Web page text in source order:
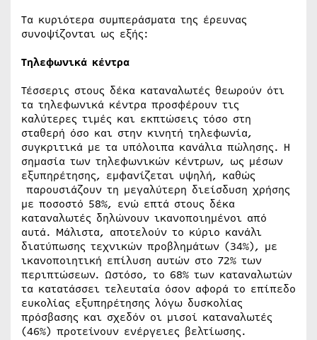
Τα κυριότερα συμπεράσματα της έρευνας
συνοψίζονται ως εξής:
Τηλεφωνικά κέντρα
Τέσσερις στους δέκα καταναλωτές θεωρούν ότι
τα τηλεφωνικά κέντρα προσφέρουν τις
καλύτερες τιμές και εκπτώσεις τόσο στη
σταθερή όσο και στην κινητή τηλεφωνία,
συγκριτικά με τα υπόλοιπα κανάλια πώλησης. Η
σημασία των τηλεφωνικών κέντρων, ως μέσων
εξυπηρέτησης, εμφανίζεται υψηλή, καθώς
παρουσιάζουν τη μεγαλύτερη διείσδυση χρήσης
με ποσοστό 58%, ενώ επτά στους δέκα
καταναλωτές δηλώνουν ικανοποιημένοι από
αυτά. Μάλιστα, αποτελούν το κύριο κανάλι
διατύπωσης τεχνικών προβλημάτων (34%), με
ικανοποιητική επίλυση αυτών στο 72% των
περιπτώσεων. Ωστόσο, το 68% των καταναλωτών
τα κατατάσσει τελευταία όσον αφορά το επίπεδο
ευκολίας εξυπηρέτησης λόγω δυσκολίας
πρόσβασης και σχεδόν οι μισοί καταναλωτές
(46%) προτείνουν ενέργειες βελτίωσης.